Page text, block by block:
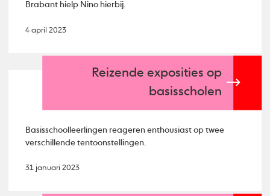
Brabant hielp Nino hierbij.
4 april 2023
Reizende exposities op
basisscholen
Basisschoolleerlingen reageren enthousiast op twee
verschillende tentoonstellingen.
31 januari 2023